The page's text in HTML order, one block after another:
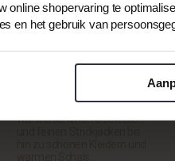
online shopervaring te
en het gebruik van
Kleidung
kaufen
Ohr zu Ohr. Von
wunderschönen Oberteilen